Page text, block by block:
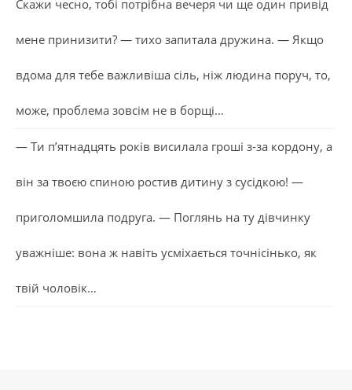
Скажи чесно, тобі потрібна вечеря чи ще один привід
мене принизити? — тихо запитала дружина. — Якщо
вдома для тебе важливіша сіль, ніж людина поруч, то,
може, проблема зовсім не в борщі…
— Ти п’ятнадцять років висилала гроші з-за кордону, а
він за твоєю спиною ростив дитину з сусідкою! —
приголомшила подруга. — Поглянь на ту дівчинку
уважніше: вона ж навіть усміхається точнісінько, як
твій чоловік…